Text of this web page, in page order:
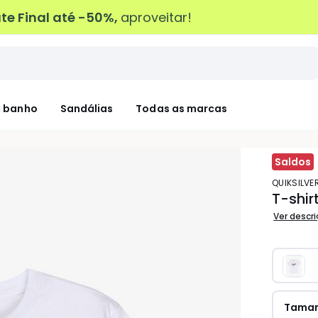
Final até -50%, aproveitar!
banho Sandálias Todas as marcas
Saldos
T-
Ver